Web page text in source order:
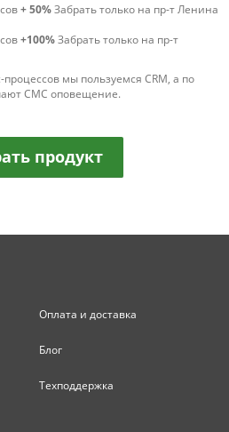
+ 50%Забрать только на пр-т Ленина
+100%Забрать только на пр-т
мы пользуемся CRM, а по
СМС оповещение.
продукт
Оплата и доставка
Блог
Техподдержка